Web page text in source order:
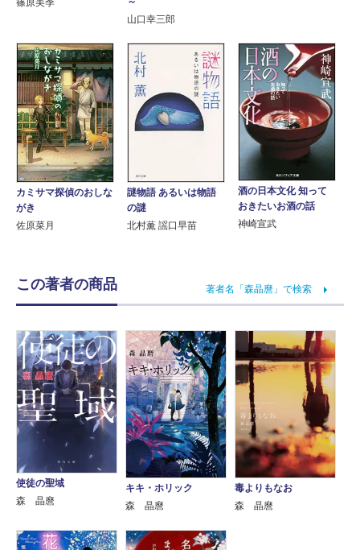
篠原美季
山口幸三郎
カミサマ探偵のおしな
がき
佐原菜月
謎物語 あるいは物語
の謎
北村薫 謡口早苗
酒の日本文化 知って
おきたいお酒の話
神崎宣武
この著者の商品 著者名「森晶麿」で検索
使徒の聖域
森 晶麿
キキ・ホリック
森 晶麿
毒よりもなお
森 晶麿